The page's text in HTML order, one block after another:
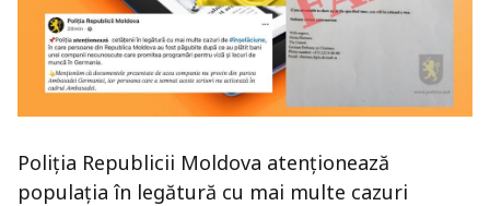
Poliția Republicii Moldova atenționează
populația în legătură cu mai multe cazuri